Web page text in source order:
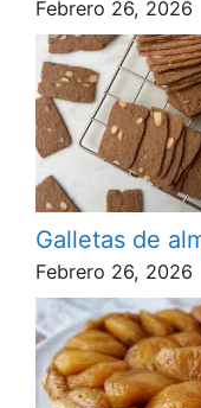
Febrero 26, 2026
Galletas de
Febrero 26, 2026